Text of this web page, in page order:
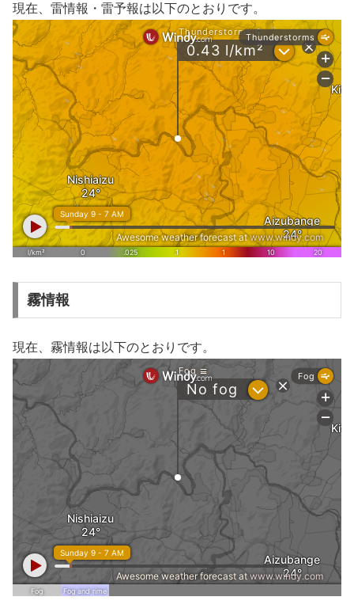
現在、雷情報・雷予報は以下のとおりです。
霧情報
現在、霧情報は以下のとおりです。